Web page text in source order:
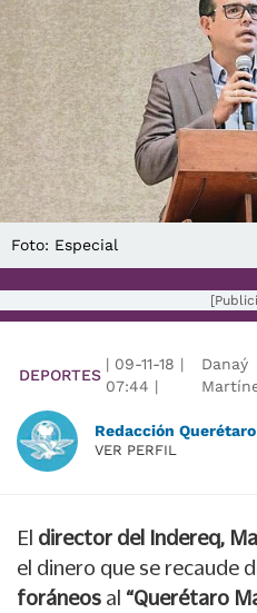
Foto: Especial
DEPORTES
| 09-11-18 |
07:44 |
Danaý
Redacción Querétaro
VER PERFIL
El director del Indereq,
el dinero que se recaude
foráneos al “Querétaro